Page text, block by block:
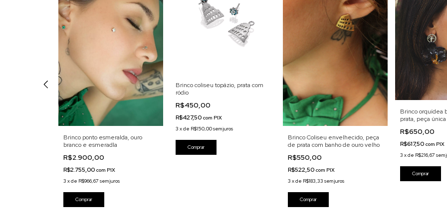
Brinco ponto esmeralda, ouro
branco e esmeradla
R$2.900,00
R$2.755,00 com PIX
3 xde R$966,67 sem juros
Brinco coliseu topázio, prata com
ródio
R$450,00
R$427,50 com PIX
3 xde R$150,00sem juros
Brinco Coliseu envelhecido, peça
de prata com banho de ouro velho
R$550,00
R$522,50 com PIX
3 xde R$183,33 sem juros
Brinco orquídea
prata, peça única
R$650,00
R$617,50 com PIX
3 xde R$216,67 sem